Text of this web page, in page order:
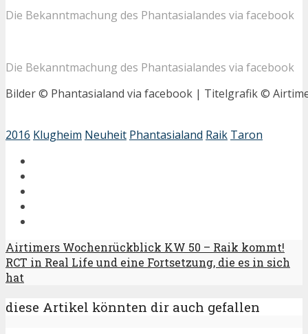
Die Bekanntmachung des Phantasialandes via facebook
Die Bekanntmachung des Phantasialandes via facebook
Bilder © Phantasialand via facebook | Titelgrafik ©
2016 Klugheim Neuheit Phantasialand Raik Taron
Airtimers Wochenrückblick KW 50 – Raik kommt!
RCT in Real Life und eine Fortsetzung, die es in sich
hat
diese Artikel könnten dir auch gefallen